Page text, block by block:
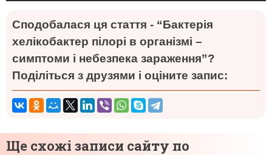
Сподобалася ця стаття - “Бактерія
хелікобактер пілорі в організмі –
симптоми і небезпека зараження”?
Поділіться з друзями і оціните запис:
Ще схожі записи сайту по